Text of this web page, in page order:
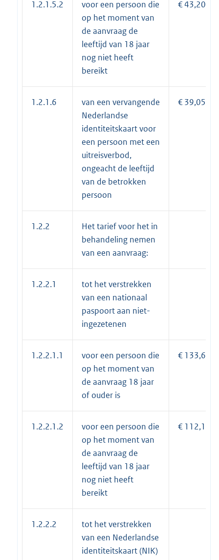
1.2.1.5.2
voor een persoon die
op het moment van
de aanvraag de
leeftijd van 18 jaar
nog niet heeft
bereikt
€ 43,20
1.2.1.6
van een vervangende
Nederlandse
identiteitskaart voor
een persoon met een
uitreisverbod,
ongeacht de leeftijd
van de betrokken
persoon
€ 39,05
1.2.2
Het tarief voor het in
behandeling nemen
van een aanvraag:
1.2.2.1
tot het verstrekken
van een nationaal
paspoort aan niet-
ingezetenen
1.2.2.1.1
voor een persoon die
op het moment van
de aanvraag 18 jaar
of ouder is
€ 133,65
1.2.2.1.2
voor een persoon die
op het moment van
de aanvraag de
leeftijd van 18 jaar
nog niet heeft
bereikt
€ 112,10
1.2.2.2
tot het verstrekken
van een Nederlandse
identiteitskaart (NIK)